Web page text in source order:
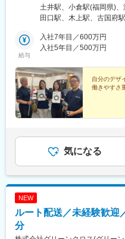
郡あさぎり町、大分県大
市、鹿児島県鹿屋市、沖
山市、鳥取県鳥取市、鳥
松山市、香川県高松市、
阜県羽島市 ■関西大阪府
庫県姫路市、奈良県奈良
埼玉県川口市、埼玉県久
市、神奈川県相模原市、
県石巻市、山形県山形市
土井駅、小倉駅(福岡県)
田口駅、木上駅、古国府
駅、東山・おかでんミュ
丘駅、伊予和気駅、林道
センター駅、英賀保駅、
ケ谷駅、鷲宮駅、鉄道博
本千葉駅、南仙台駅、蛇
駅、桃谷駅、計算科学セ
大阪上本町駅、浜町駅
給与
入社7年目／600万円
入社5年目／500万円
自分のデザ
働きやすさ
気になる
NEW
ルート配送／未経験歓迎
分